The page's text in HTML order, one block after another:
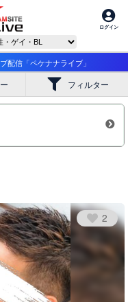
ログイン
配信「ペケナナライブ」
フィルター
2